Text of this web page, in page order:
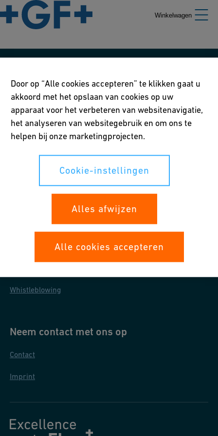
Winkelwagen
Gebruiksvoorwaarden
Privacyverklaring
Cookie-instellingen
Inkoopvoorwaarden
Retournameprocedure
Whistleblowing
Neem contact met ons op
Contact
Imprint
Door op “Alle cookies accepteren” te klikken gaat u
akkoord met het opslaan van cookies op uw
apparaat voor het verbeteren van websitenavigatie,
het analyseren van websitegebruik en om ons te
helpen bij onze marketingprojecten.
Cookie-instellingen
Alles afwijzen
Alle cookies accepteren